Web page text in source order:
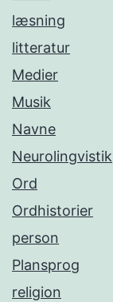
læsning
litteratur
Medier
Musik
Navne
Neurolingvistik
Ord
Ordhistorier
person
Plansprog
religion